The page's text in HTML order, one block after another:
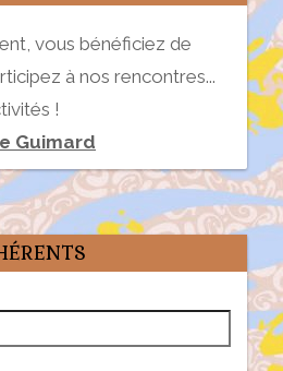
vous bénéficiez de
à nos rencontres...
!
Guimard